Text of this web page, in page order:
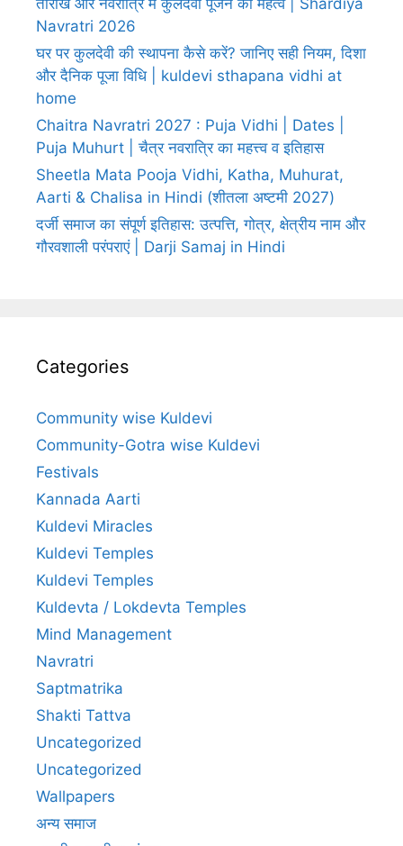
Navratri 2026
घर पर कुलदेवी की स्थापना कैसे करें? जानिए सही नियम, दिशा
और दैनिक पूजा विधि | kuldevi sthapana vidhi at
home
Chaitra Navratri 2027 : Puja Vidhi | Dates |
Puja Muhurt | चैत्र नवरात्रि का महत्त्व व इतिहास
Sheetla Mata Pooja Vidhi, Katha, Muhurat,
Aarti & Chalisa in Hindi (शीतला अष्टमी 2027)
दर्जी समाज का संपूर्ण इतिहास: उत्पत्ति, गोत्र, क्षेत्रीय नाम और
गौरवशाली परंपराएं | Darji Samaj in Hindi
Categories
Community wise Kuldevi
Community-Gotra wise Kuldevi
Festivals
Kannada Aarti
Kuldevi Miracles
Kuldevi Temples
Kuldevi Temples
Kuldevta / Lokdevta Temples
Mind Management
Navratri
Saptmatrika
Shakti Tattva
Uncategorized
Uncategorized
Wallpapers
अन्य समाज